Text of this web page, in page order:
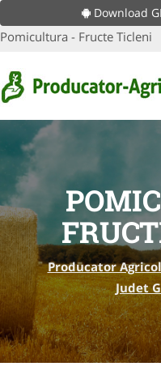
Download
Pomicultura - Fructe Ticleni
Producator Agricol
Judet